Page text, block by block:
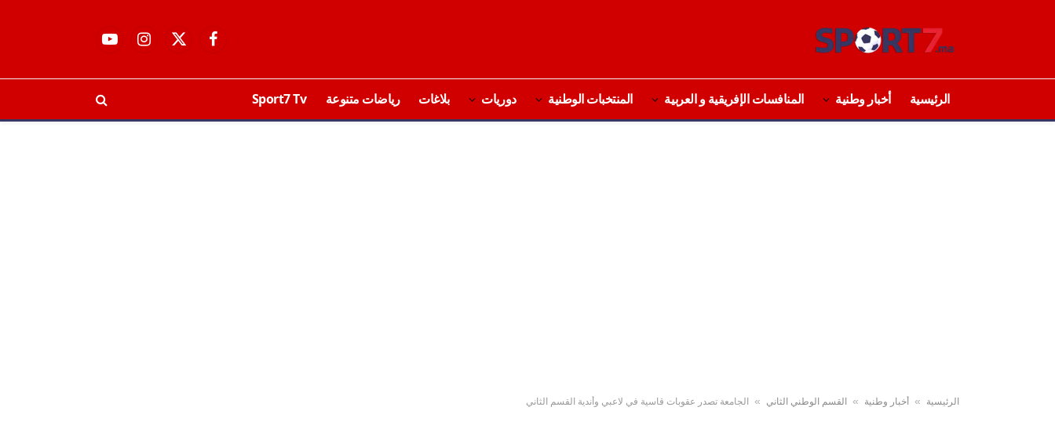
فيسبوكX
الانستغراميوتيوب
الرئيسية أخبار وطنية المنافسات الإفريقية و العربية المنتخبات الوطنية دوريات بلاغات رياضات متنوعة Sport7 Tv
الرئيسية » أخبار وطنية » القسم الوطني الثاني » الجامعة تصدر عقوبات قاسية في لاعبي وأندية القسم الثاني